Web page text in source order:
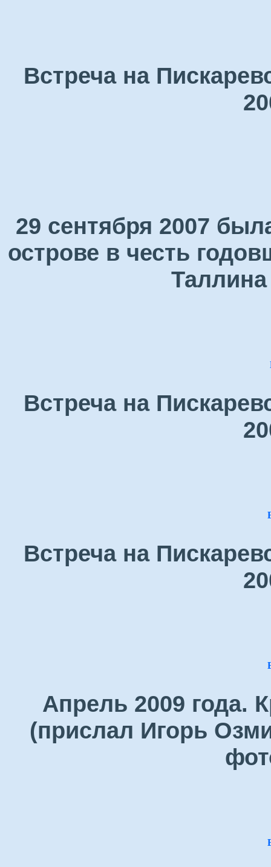
Встреча на
29 сентября 2007
острове в честь
Встреча на
Встреча на
Апрель 2009 года.
(прислал Игорь